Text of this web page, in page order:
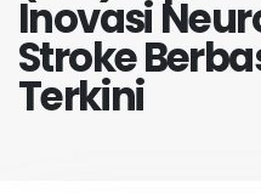
Inovasi
Stroke
Terkini